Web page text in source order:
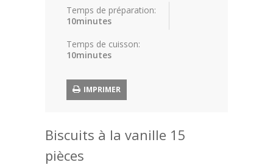
Temps de préparation:
10minutes
Temps de cuisson:
10minutes
IMPRIMER
Biscuits à la vanille 15
pièces